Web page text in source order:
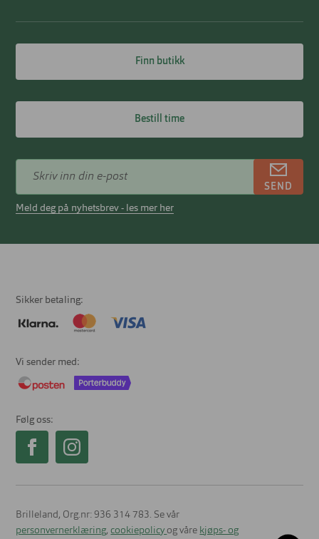
Finn butikk
Bestill time
SEND
Meld deg på nyhetsbrev - les mer her
Sikker betaling
Vi sender med
Følg oss
Brilleland, Org.nr: 936 314 783. Se vår
personvernerklæring,cookiepolicy og våre kjøps- og